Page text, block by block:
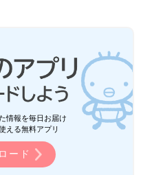
情報を毎日お届け
える無料アプリ
ード